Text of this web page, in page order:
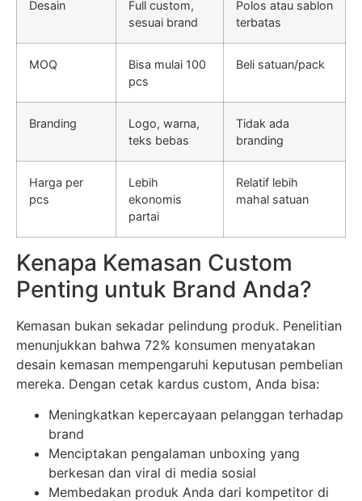
Desain
Full custom,
sesuai brand
Polos atau sablon
terbatas
MOQ
Bisa mulai 100
pcs
Beli satuan/pack
Branding
Logo, warna,
teks bebas
Tidak ada
branding
Harga per
pcs
Lebih
ekonomis
partai
Relatif lebih
mahal satuan
Kenapa Kemasan Custom
Penting untuk Brand Anda?
Kemasan bukan sekadar pelindung produk. Penelitian
menunjukkan bahwa 72% konsumen menyatakan
desain kemasan mempengaruhi keputusan pembelian
mereka. Dengan cetak kardus custom, Anda bisa:
Meningkatkan kepercayaan pelanggan terhadap
brand
Menciptakan pengalaman unboxing yang
berkesan dan viral di media sosial
Membedakan produk Anda dari kompetitor di